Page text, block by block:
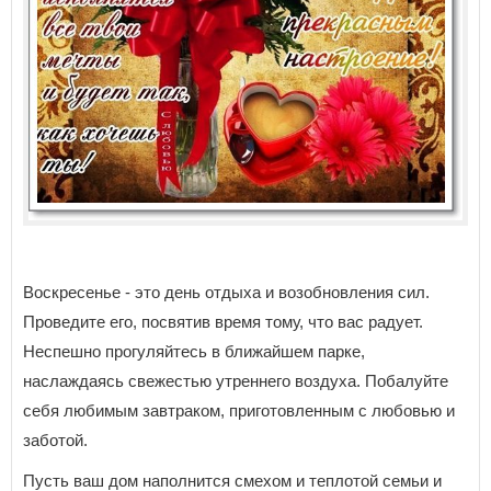
Воскресенье - это день отдыха и возобновления сил.
Проведите его, посвятив время тому, что вас радует.
Неспешно прогуляйтесь в ближайшем парке,
наслаждаясь свежестью утреннего воздуха. Побалуйте
себя любимым завтраком, приготовленным с любовью и
заботой.
Пусть ваш дом наполнится смехом и теплотой семьи и